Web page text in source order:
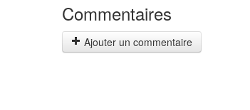
Commentaires
Ajouter un commentaire